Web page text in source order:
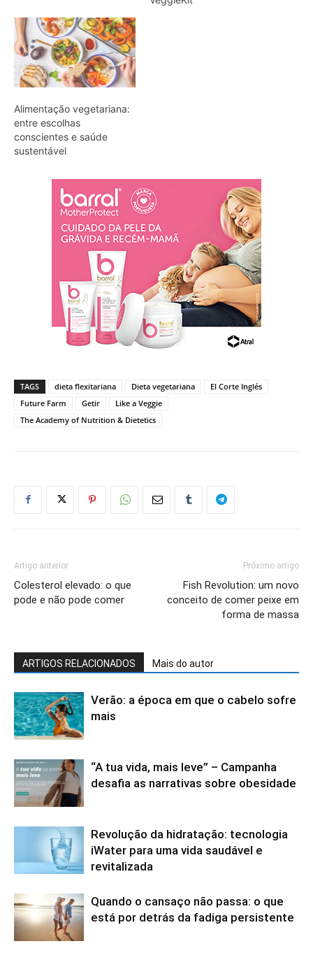
Alimentação vegetariana:
entre escolhas
conscientes e saúde
sustentável
TAGS dieta flexitariana Dieta vegetariana
El Corte Inglés
Future Farm
Getir
Like a Veggie
The Academy of Nutrition & Dietetics
Artigo anterior
Colesterol elevado: o que
pode e não pode comer
Próximo artigo
Fish Revolution: um novo
conceito de comer peixe em
forma de massa
ARTIGOS RELACIONADOS Mais do autor
Verão: a época em que o cabelo sofre
mais
“A tua vida, mais leve” – Campanha
desafia as narrativas sobre obesidade
Revolução da hidratação: tecnologia
iWater para uma vida saudável e
revitalizada
Quando o cansaço não passa: o que
está por detrás da fadiga persistente